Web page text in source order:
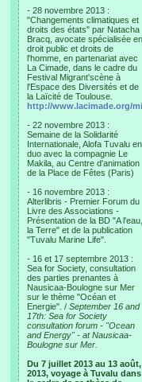
- 28 novembre 2013 :
"Changements climatiques et
droits des états" par Natacha
Bracq, avocate spécialisée en
droit public et droits de
l'homme, en partenariat avec
La Cimade, dans le cadre du
Festival Migrant'scène à
l'Espace des Diversités et de
la Laïcité de Toulouse.
http://www.lacimade.org/
- 22 novembre 2013 :
Semaine de la Solidarité
Internationale, Alofa Tuvalu en
duo avec la compagnie Le
Makila, au Centre d'animation
de la Place de Fêtes (Paris)
- 16 novembre 2013 :
Alterlibris - Premier Forum du
Livre des Associations -
Présentation de la BD "A l'eau,
la Terre" et de la publication
"Tuvalu Marine Life".
- 16 et 17 septembre 2013 :
Sea for Society, consultation
des parties prenantes à
Nausicaa-Boulogne sur Mer
sur le thème "Océan et
Energie". / September 16 and
17th: Sea for Society
consultation forum - "Ocean
and Energy" - at Nausicaa-
Boulogne sur Mer.
Du 7 juillet 2013 au 13 août,
2013, voyage à Tuvalu dans